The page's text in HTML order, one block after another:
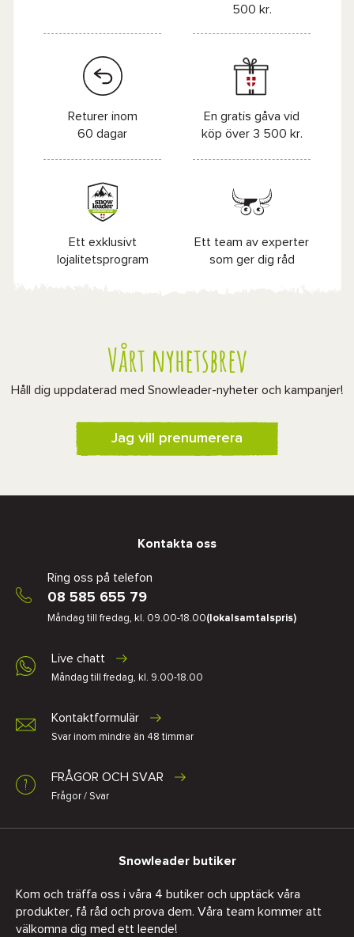
500 kr.
Returer inom
60 dagar
En gratis gåva vid
köp över 3 500 kr.
Ett exklusivt
lojalitetsprogram
Ett team av experter
som ger dig råd
Vårt nyhetsbrev
Håll dig uppdaterad med Snowleader-nyheter och kampanjer!
Jag vill prenumerera
Kontakta oss
Ring oss på telefon
08 585 655 79
Måndag till fredag, kl. 09.00-18.00(lokalsamtalspris)
Live chatt
Måndag till fredag, kl. 9.00-18.00
Kontaktformulär
Svar inom mindre än 48 timmar
FRÅGOR OCH SVAR
Frågor / Svar
Snowleader butiker
Kom och träffa oss i våra 4 butiker och upptäck våra
produkter, få råd och prova dem. Våra team kommer att
välkomna dig med ett leende!